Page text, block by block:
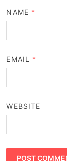
NAME *
EMAIL *
WEBSITE